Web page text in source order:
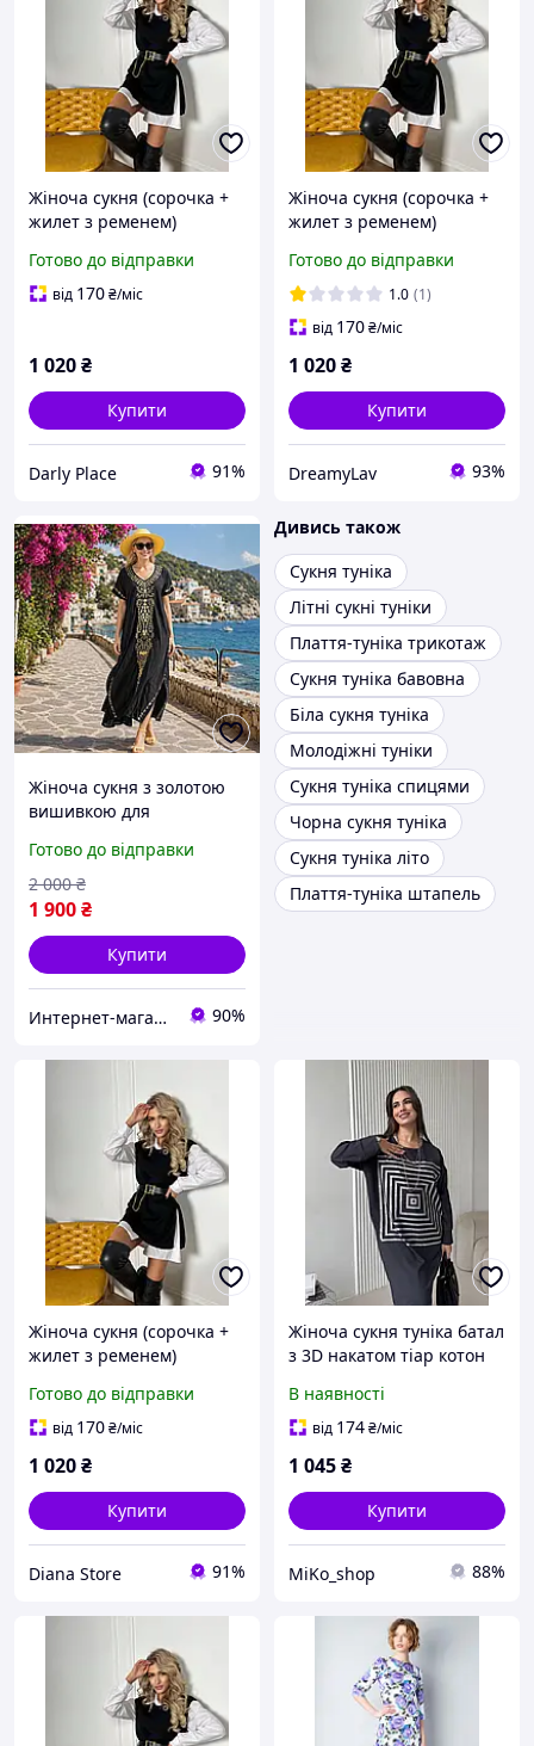
Жіноча сукня (сорочка +
жилет з ременем)
двостороння ангора, в
універсальному розмірі
Готово до відправки
від 170₴/міс
1 020₴
Купити
Darly Place 91%
Жіноча сукня (сорочка +
жилет з ременем)
двостороння ангора, в
універсальному розмірі
Готово до відправки
1.0 (1)
від 170₴/міс
1 020₴
Купити
DreamyLav 93%
Жіноча сукня з золотою
вишивкою для
туніка чорного кольору,
розмір 54-58
Готово до відправки
1 900₴
2 000 ₴
Купити
Интернет-магазин "Кларисса" 90%
Дивись також
Сукня туніка
Літні сукні туніки
Плаття-туніка трикотаж
Сукня туніка бавовна
Біла сукня туніка
Молодіжні туніки
Сукня туніка спицями
Чорна сукня туніка
Сукня туніка літо
Плаття-туніка штапель
Жіноча сукня (сорочка +
жилет з ременем)
двостороння ангора, в
універсальному розмірі
Готово до відправки
від 170₴/міс
1 020₴
Купити
Diana Store 91%
Жіноча сукня туніка батал
з 3D накатом тіар котон
В наявності
від 174₴/міс
1 045₴
Купити
MiKo_shop 88%